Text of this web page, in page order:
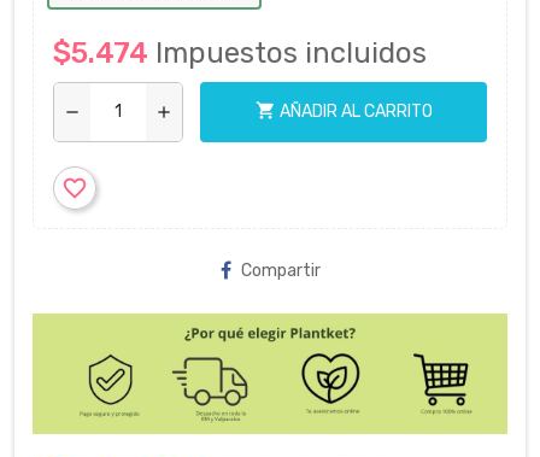
$5.474 Impuestos incluidos
remove add shopping_cart AÑADIR AL CARRITO
favorite_border
Compartir